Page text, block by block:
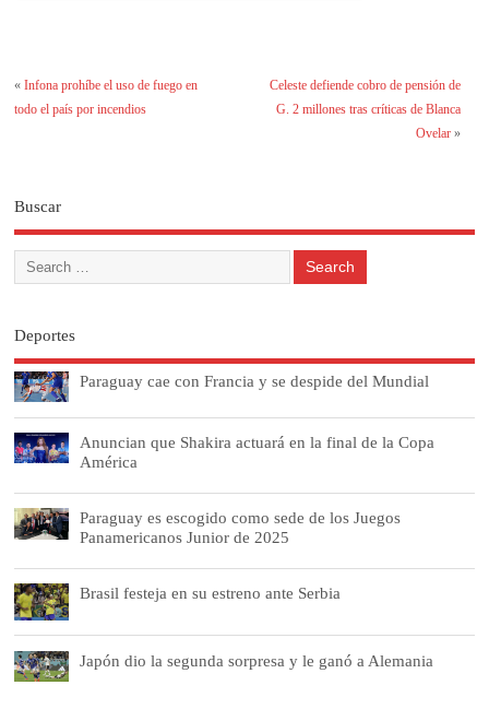
«Infona prohíbe el uso de fuego en
todo el país por incendios
Celeste defiende cobro de pensión de
G. 2 millones tras críticas de Blanca
Ovelar»
Buscar
Deportes
Paraguay cae con Francia y se despide del Mundial
Anuncian que Shakira actuará en la final de la Copa
América
Paraguay es escogido como sede de los Juegos
Panamericanos Junior de 2025
Brasil festeja en su estreno ante Serbia
Japón dio la segunda sorpresa y le ganó a Alemania